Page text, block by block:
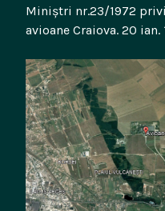
Miniştri nr.23/1972
avioane Craiova. 20 ian.